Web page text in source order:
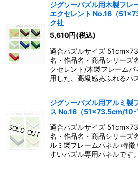
ジグソーパズル用木製フレ
エクセレント No.16（
ク社
5,610円(税込)
適合パズルサイズ
名・作品名・商品シリーズ
クセレント/木製フレーム
用した、高級感あふれるパ
ジグソーパズル用アルミ製
ス No.16（51×73.5cm/10-
適合パズルサイズ
名・作品名・商品シリーズ
ルミ製フレームパネル 特
すいパズル専用パネルです